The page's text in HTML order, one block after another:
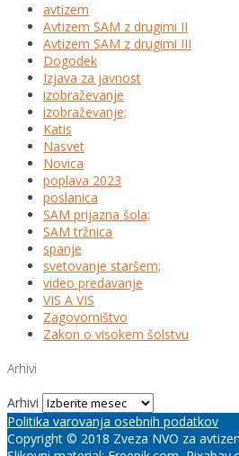
avtizem
Avtizem SAM z drugimi II
Avtizem SAM z drugimi III
Dogodek
Izjava za javnost
izobraževanje
izobraževanje;
Katis
Nasvet
Novica
poplava 2023
poslanica
SAM prijazna šola;
SAM tržnica
spanje
svetovanje staršem;
video predavanje
VIS A VIS
Zagovorništvo
Zakon o visokem šolstvu
Arhivi
Arhivi
Politika varovanja osebnih podatkov
Copyright © 2018 Zveza NVO za